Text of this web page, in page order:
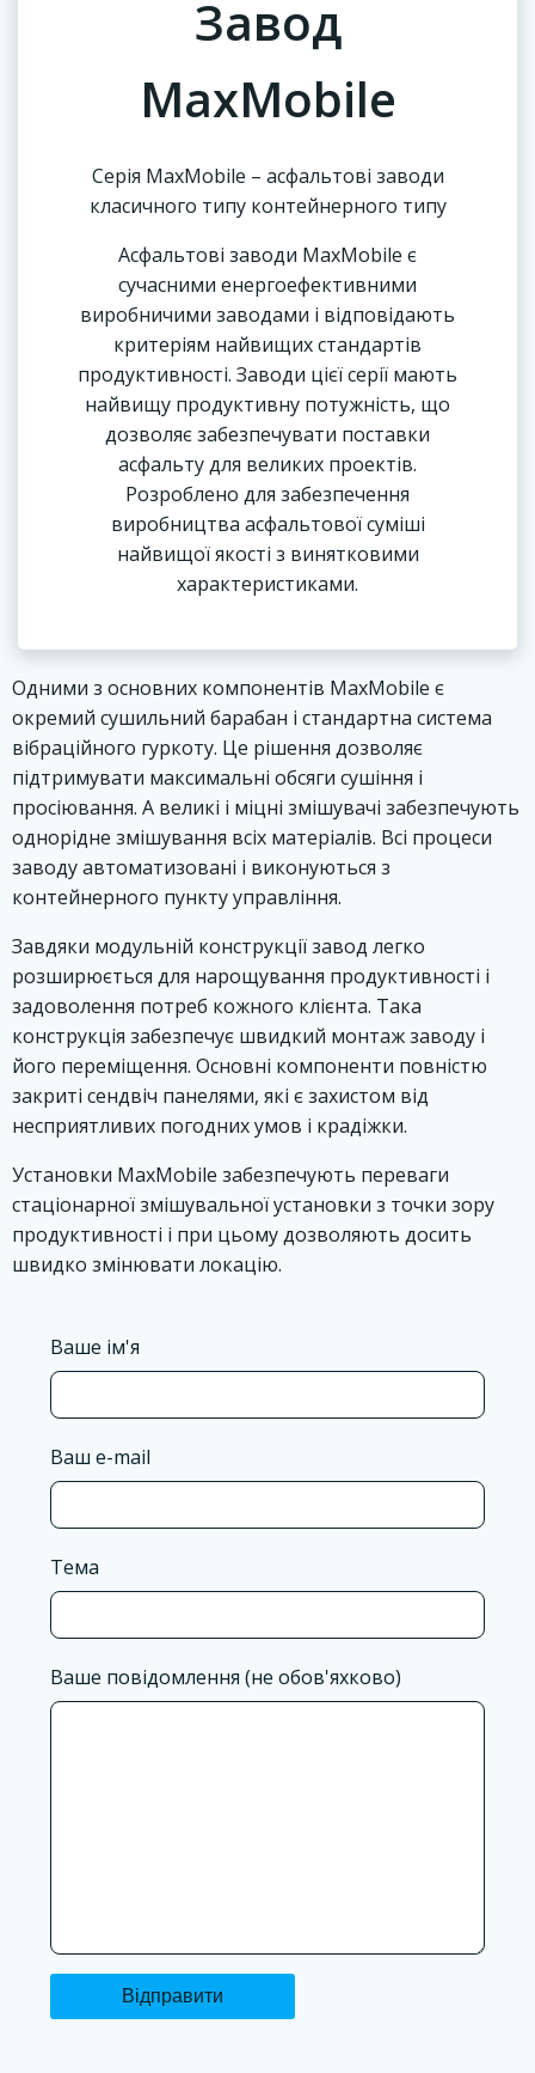
Завод
MaxMobile
Серія MaxMobile – асфальтові заводи
класичного типу контейнерного типу
Асфальтові заводи MaxMobile є
сучасними енергоефективними
виробничими заводами і відповідають
критеріям найвищих стандартів
продуктивності. Заводи цієї серії мають
найвищу продуктивну потужність, що
дозволяє забезпечувати поставки
асфальту для великих проектів.
Розроблено для забезпечення
виробництва асфальтової суміші
найвищої якості з винятковими
характеристиками.
Одними з основних компонентів MaxMobile є
окремий сушильний барабан і стандартна система
вібраційного гуркоту. Це рішення дозволяє
підтримувати максимальні обсяги сушіння і
просіювання. А великі і міцні змішувачі забезпечують
однорідне змішування всіх матеріалів. Всі процеси
заводу автоматизовані і виконуються з
контейнерного пункту управління.
Завдяки модульній конструкції завод легко
розширюється для нарощування продуктивності і
задоволення потреб кожного клієнта. Така
конструкція забезпечує швидкий монтаж заводу і
його переміщення. Основні компоненти повністю
закриті сендвіч панелями, які є захистом від
несприятливих погодних умов і крадіжки.
Установки MaxMobile забезпечують переваги
стаціонарної змішувальної установки з точки зору
продуктивності і при цьому дозволяють досить
швидко змінювати локацію.
Ваше ім'я
Ваш e-mail
Тема
Ваше повідомлення (не обов'яхково)